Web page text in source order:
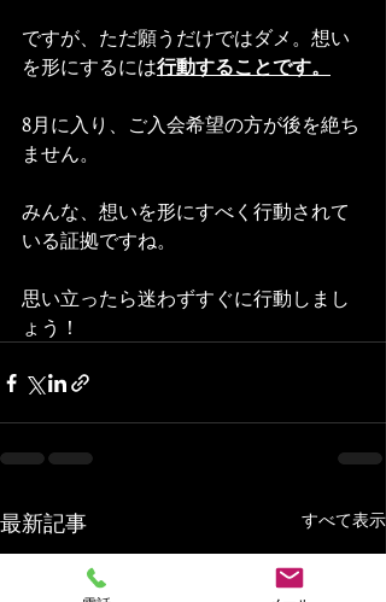
ですが、ただ願うだけではダメ。想い
を形にするには行動することです。
8月に入り、ご入会希望の方が後を絶ち
ません。
みんな、想いを形にすべく行動されて
いる証拠ですね。
思い立ったら迷わずすぐに行動しまし
ょう！
最新記事 すべて表示